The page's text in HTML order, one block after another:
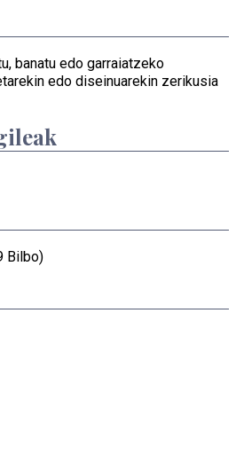
banatu edo garraiatzeko
edo diseinuarekin zerikusia
Bilbo)